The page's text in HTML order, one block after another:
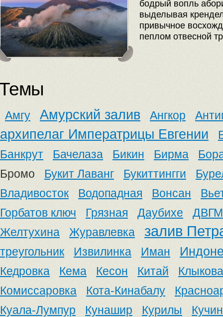
бодрый вопль
выделывая
привычное
пеплом отвесной
Амгу Амурский залив Ангкор
архипелаг Императрицы Евгении
Банкрут
Бачелаза Бикин Бирма
Бромо
Букит Лаванг Букиттингги
Владивосток
Водопадная Вонсан
Горбатов ключ
Грязная Даубихе
Желтухина
Журавлевка залив
треугольник Извилинка Иман
Кедровка Кема Кесон Китай
Клыкова
Комиссаровка
Кота-Кинабалу
Куала-Лумпур
Кунашир Курилы